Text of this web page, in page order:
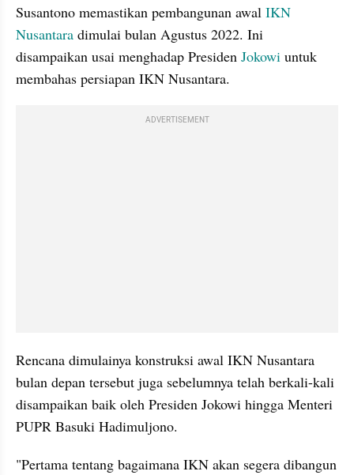
Susantono memastikan pembangunan awal IKN
Nusantara dimulai bulan Agustus 2022. Ini
disampaikan usai menghadap Presiden Jokowi untuk
membahas persiapan IKN Nusantara.
ADVERTISEMENT
Rencana dimulainya konstruksi awal IKN Nusantara
bulan depan tersebut juga sebelumnya telah berkali-kali
disampaikan baik oleh Presiden Jokowi hingga Menteri
PUPR Basuki Hadimuljono.
"Pertama tentang bagaimana IKN akan segera dibangun